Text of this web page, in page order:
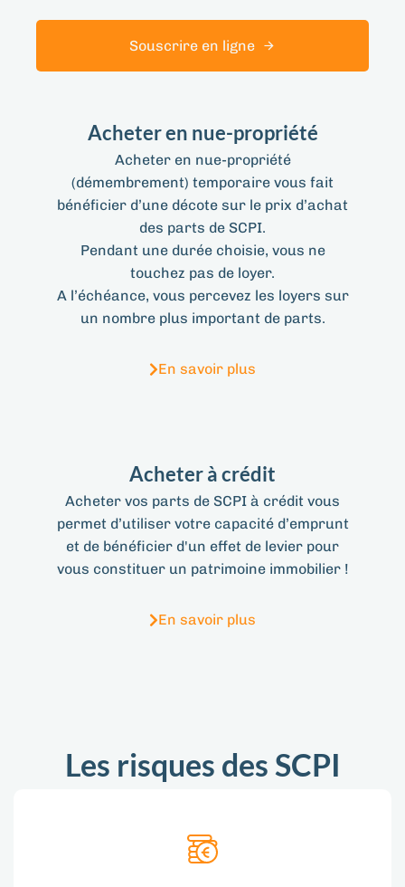
Souscrire en ligne
Acheter en nue-propriété
Acheter en nue-propriété
(démembrement) temporaire vous fait
bénéficier d’une décote sur le prix d’achat
des parts de SCPI.
Pendant une durée choisie, vous ne
touchez pas de loyer.
A l’échéance, vous percevez les loyers sur
un nombre plus important de parts.
En savoir plus
Acheter à crédit
Acheter vos parts de SCPI à crédit vous
permet d’utiliser votre capacité d’emprunt
et de bénéficier d'un effet de levier pour
vous constituer un patrimoine immobilier !
En savoir plus
Les risques des SCPI